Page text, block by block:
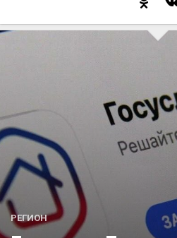
Контакты
Люди родного края
Акция
К 70-летию районного Дома
Конкурс
РЕГИОН